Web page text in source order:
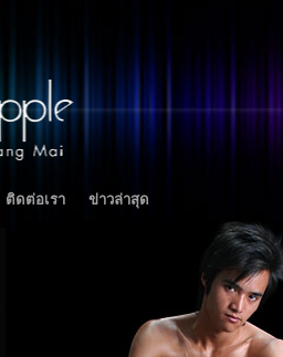
ติดต่อเรา ข่าวล่าสุด